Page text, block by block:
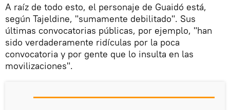
A raíz de todo esto, el personaje de Guaidó está,
según Tajeldine, "sumamente debilitado". Sus
últimas convocatorias públicas, por ejemplo, "han
sido verdaderamente ridículas por la poca
convocatoria y por gente que lo insulta en las
movilizaciones".